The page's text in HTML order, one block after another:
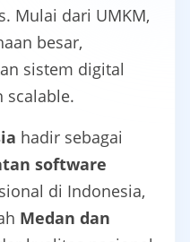
Mulai dari UMKM,
besar,
sistem digital
scalable.
hadir sebagai
software
di Indonesia,
Medan dan